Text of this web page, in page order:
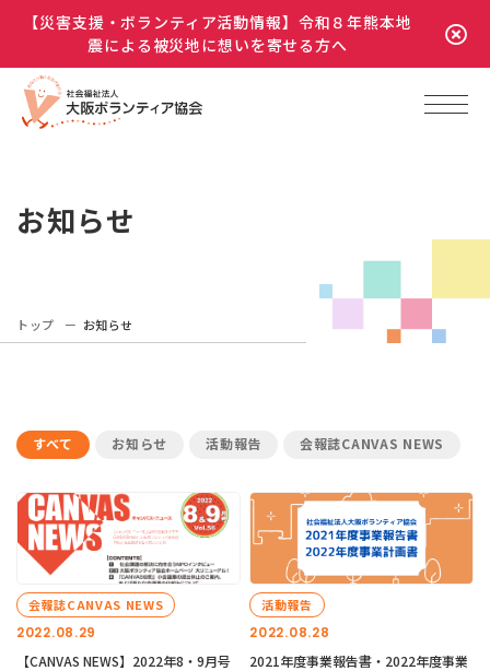
【災害支援・ボランティア活動情報】令和８年熊本地
震による被災地に想いを寄せる方へ
お知らせ
トップ お知らせ
すべて お知らせ 活動報告 会報誌CANVAS NEWS
2022.08.29
会報誌CANVAS NEWS
【CANVAS NEWS】2022年8・9月号
2022.08.28
活動報告
2021年度事業報告書・2022年度事業